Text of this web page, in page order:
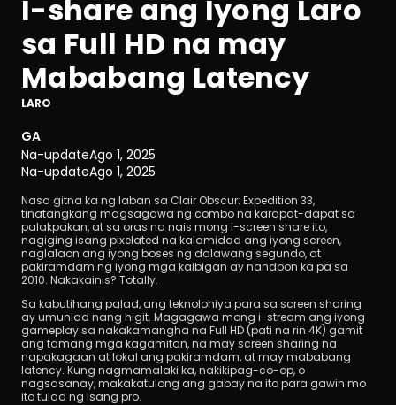
Terms of Service
Privacy Policy
I-share ang Iyong Laro
sa Full HD na may
Mababang Latency
LARO
GA
Na-updateAgo 1, 2025
Na-updateAgo 1, 2025
Nasa gitna ka ng laban sa Clair Obscur: Expedition 33,
tinatangkang magsagawa ng combo na karapat-dapat sa
palakpakan, at sa oras na nais mong i-screen share ito,
nagiging isang pixelated na kalamidad ang iyong screen,
naglalaon ang iyong boses ng dalawang segundo, at
pakiramdam ng iyong mga kaibigan ay nandoon ka pa sa
2010. Nakakainis? Totally.
Sa kabutihang palad, ang teknolohiya para sa screen sharing
ay umunlad nang higit. Magagawa mong i-stream ang iyong
gameplay sa nakakamangha na Full HD (pati na rin 4K) gamit
ang tamang mga kagamitan, na may screen sharing na
napakagaan at lokal ang pakiramdam, at may mababang
latency. Kung nagmamalaki ka, nakikipag-co-op, o
nagsasanay, makakatulong ang gabay na ito para gawin mo
ito tulad ng isang pro.
I-download